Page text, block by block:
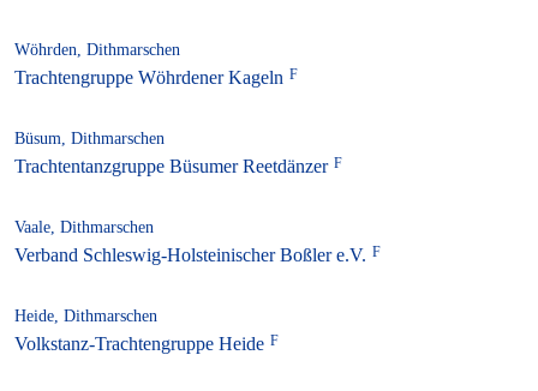
Wöhrden, Dithmarschen
Trachtengruppe Wöhrdener Kageln
Büsum, Dithmarschen
Trachtentanzgruppe Büsumer Reetdänzer
Vaale, Dithmarschen
Verband Schleswig-Holsteinischer Boßler e.V.
Heide, Dithmarschen
Volkstanz-Trachtengruppe Heide